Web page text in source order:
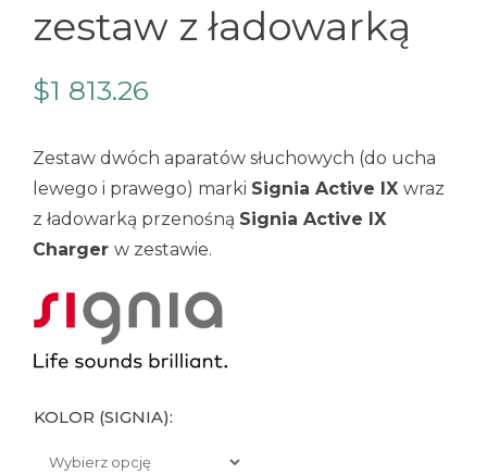
zestaw z ładowarką
$1 813.26
Zestaw dwóch aparatów słuchowych (do ucha
lewego i prawego) marki Signia Active IX wraz
z ładowarką przenośną Signia Active IX
Charger w zestawie.
KOLOR (SIGNIA):